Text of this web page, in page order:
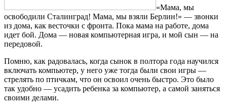
«Мама, мы
освободили Сталинград! Мама, мы взяли Берлин!» — звонки
из дома, как весточки с фронта. Пока мама на работе, дома
идет бой. Дома — новая компьютерная игра, и мой сын — на
передовой.
Помню, как радовалась, когда сынок в полтора года научился
включать компьютер, у него уже тогда были свои игры —
стрелять по птичкам, что он освоил очень быстро. Это было
так удобно — усадить ребенка за компьютер, а самой заняться
своими делами.